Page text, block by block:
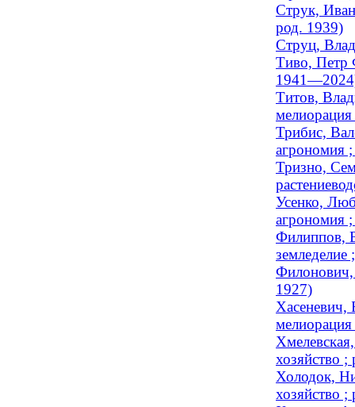
Струк,
род. 1939)
Струц,
Тиво, Петр
Титов,
Трибис,
агрономия
Тризно,
Усенко,
агрономия
Филиппов,
Филонович,
1927)
Хасеневич,
хозяйство
Холодок,
хозяйство